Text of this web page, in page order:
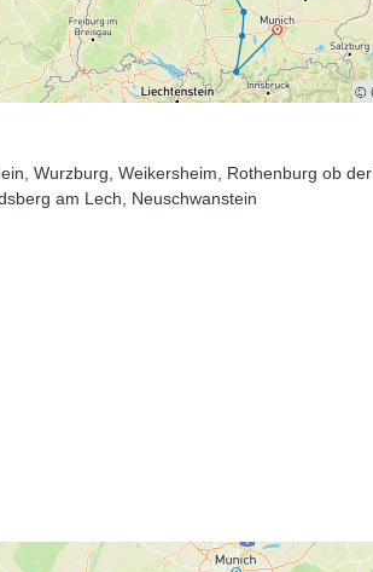
, Wurzburg , Weikersheim , Rothenburg ob
am Lech , Neuschwanstein